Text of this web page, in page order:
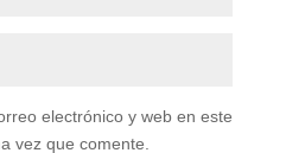
electrónico y web en este
vez que comente.